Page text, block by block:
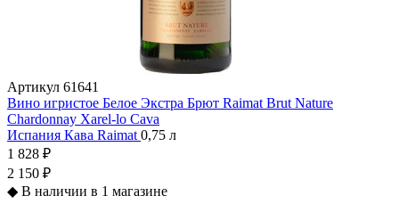
Артикул 61641
Вино игристое Белое Экстра Брют Raimat Brut Nature
Chardonnay Xarel-lo Cava
Испания Кава Raimat 0,75 л
1 828 ₽
2 150 ₽
◆ В наличии в 1 магазине